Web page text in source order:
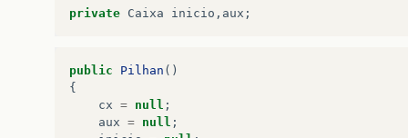
private Caixa inicio , aux ;
public Pilhan ()
{
cx = null ;
aux = null ;